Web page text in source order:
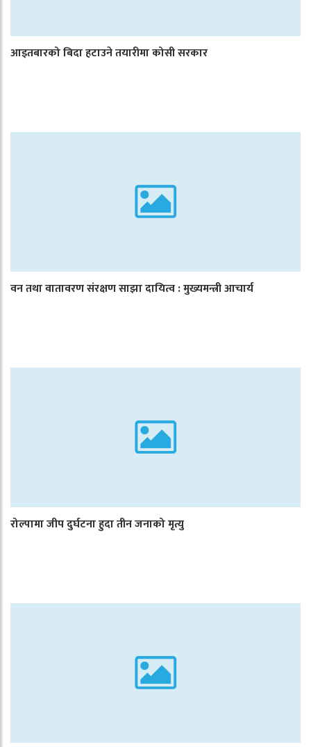
आइतबारको बिदा हटाउने तयारीमा कोसी सरकार
वन तथा वातावरण संरक्षण साझा दायित्व : मुख्यमन्त्री आचार्य
रोल्पामा जीप दुर्घटना हुदा तीन जनाको मृत्यु